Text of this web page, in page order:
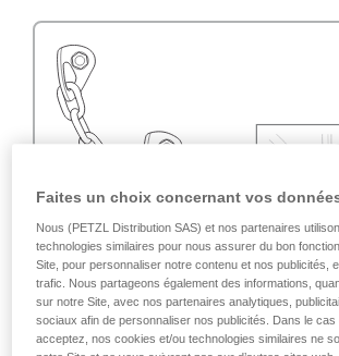
Faites un choix concernant vos
Nous (PETZL Distribution SAS) et nos partenaires
technologies similaires pour nous assurer du bon
Site, pour personnaliser notre contenu et nos publicités,
trafic. Nous partageons également des informations,
sur notre Site, avec nos partenaires analytiques,
sociaux afin de personnaliser nos publicités. Dans le cas
acceptez, nos cookies et/ou technologies similaires ne